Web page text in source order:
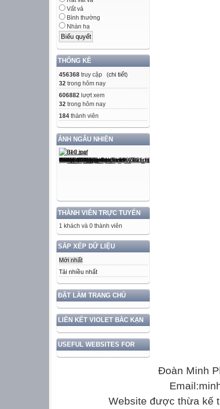
Vất vả
Bình thường
Nhàn hạ
THỐNG KÊ
456368 truy cập (chi tiết)
32 trong hôm nay
606882 lượt xem
32 trong hôm nay
184 thành viên
ẢNH NGẪU NHIÊN
THÀNH VIÊN TRỰC TUYẾN
1 khách và 0 thành viên
SẮP XẾP DỮ LIỆU
Mới nhất
Tải nhiều nhất
ĐẶT LÀM TRANG CHỦ
LIÊN KẾT VIOLET BẮC KẠN
USEFUL WEBSITES FOR
Đoàn Minh
Website được thừa kế